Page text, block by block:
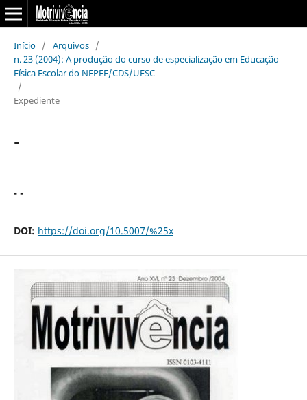
Início / Arquivos /
n. 23 (2004): A produção do curso de especialização em Educação
Física Escolar do NEPEF/CDS/UFSC
/
Expediente
-
- -
DOI: https://doi.org/10.5007/%25x